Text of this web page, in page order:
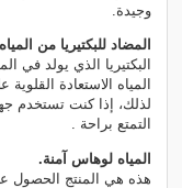
وجيدة.
المضاد للبكتيريا من
البكتيريا الذي يولد في
المياه الاستعادة القلوية
لذلك، إذا كنت تستخدم
التمتع براحة .
المياه لوهاس آمنة.